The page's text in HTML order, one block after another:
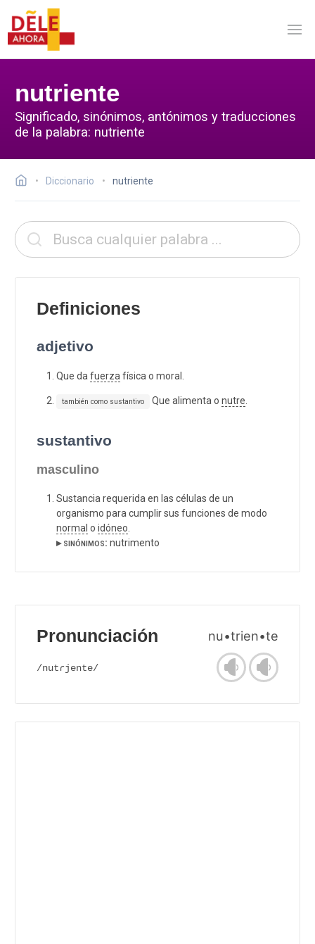
nutriente
Significado, sinónimos, antónimos y traducciones
de la palabra: nutriente
Diccionario nutriente
Definiciones
adjetivo
Que da fuerza física o moral.
también como sustantivo Que alimenta o nutre
sustantivo
masculino
Sustancia requerida en las células de un
organismo para cumplir sus funciones de modo
normal o idóneo
▸ sinónimos: nutrimento
Pronunciación nu•trien•te
/nutɾjente/